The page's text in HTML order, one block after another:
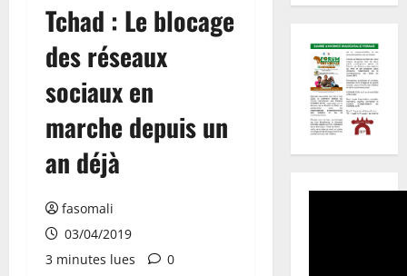
Tchad : Le blocage
des réseaux
sociaux en
marche depuis un
an déjà
fasomali
03/04/2019
3 minutes lues
0